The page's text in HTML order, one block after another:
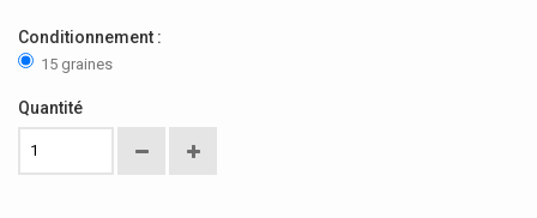
Conditionnement :
15 graines
Quantité